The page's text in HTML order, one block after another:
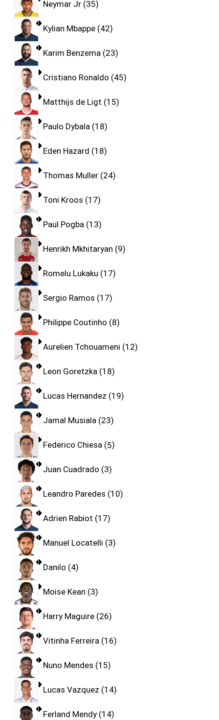
Neymar Jr 35
Kylian Mbappe 42
Karim Benzema 23
Cristiano Ronaldo 45
Matthijs de Ligt 15
Paulo Dybala 18
Eden Hazard 18
Thomas Muller 24
Toni Kroos 17
Paul Pogba 13
Henrikh Mkhitaryan 9
Romelu Lukaku 17
Sergio Ramos 17
Philippe Coutinho 8
Aurelien Tchouameni 12
Leon Goretzka 18
Lucas Hernandez 19
Jamal Musiala 23
Federico Chiesa 5
Juan Cuadrado 3
Leandro Paredes 10
Adrien Rabiot 17
Manuel Locatelli 3
Danilo 4
Moise Kean 3
Harry Maguire 26
Vitinha Ferreira 16
Nuno Mendes 15
Lucas Vazquez 14
Ferland Mendy 14